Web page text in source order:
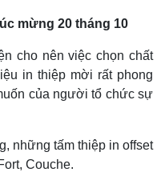
mừng 20 tháng 10
cho nên việc chọn chất
in thiệp mời rất phong
của người tổ chức sự
những tấm thiệp in offset
Couche.